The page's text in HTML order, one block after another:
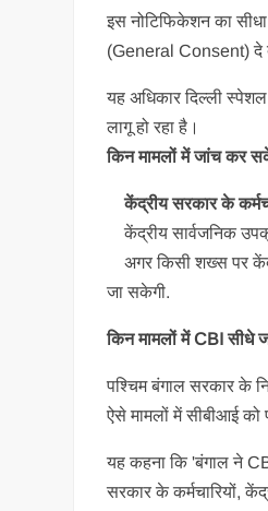
इस नोटिफिकेशन का
(General Consent) दे
यह अधिकार दिल्ली
लागू हो रहा है।
किन मामलों में जांच कर
केंद्रीय सरकार के
केंद्रीय सार्वजनिक
अगर किसी शख्स पर
जा सकेगी.
किन मामलों में CBI सीधे
पश्चिम बंगाल सरकार के
ऐसे मामलों में सीबीआई को
यह कहना कि 'बंगाल ने
सरकार के कर्मचारियों,